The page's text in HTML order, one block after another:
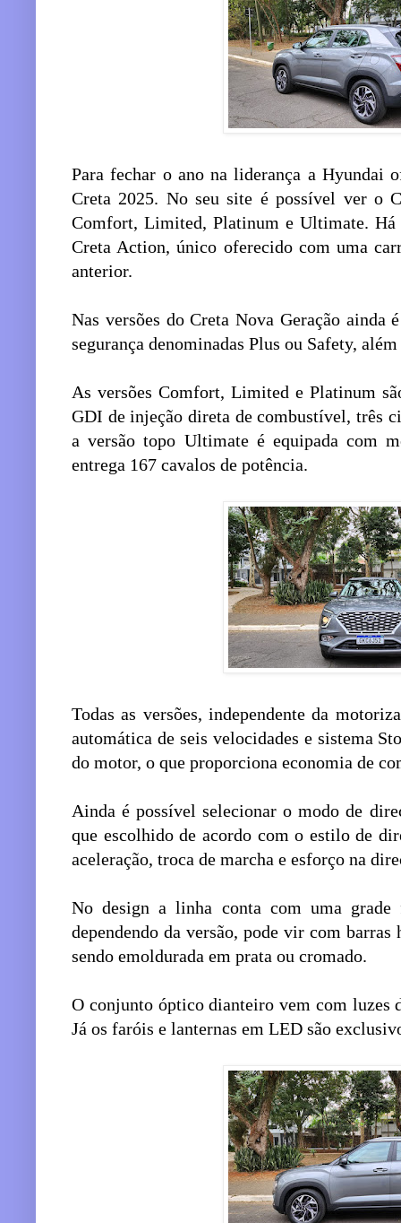
Para fechar o ano na liderança a Hyundai
Creta 2025. No seu site é possível ver o
Comfort, Limited, Platinum e Ultimate.
Creta Action, único oferecido com uma
anterior.
Nas versões do Creta Nova Geração ainda
segurança denominadas Plus ou Safety,
As versões Comfort, Limited e Platinum
GDI de injeção direta de combustível, três
a versão topo Ultimate é equipada com
entrega 167 cavalos de potência.
Todas as versões, independente da
automática de seis velocidades e sistema
do motor, o que proporciona economia de
Ainda é possível selecionar o modo de
que escolhido de acordo com o estilo de
aceleração, troca de marcha e esforço na
No design a linha conta com uma
dependendo da versão, pode vir com
sendo emoldurada em prata ou cromado.
O conjunto óptico dianteiro vem com luzes
Já os faróis e lanternas em LED são